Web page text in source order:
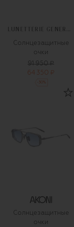
Солнцезащитные
очки
91 950 ₽
64 350 ₽
%
Солнцезащитные
очки